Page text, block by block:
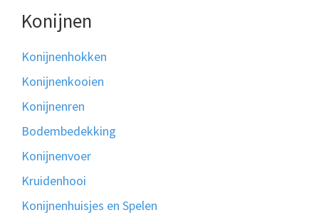
Konijnen
Konijnenhokken
Konijnenkooien
Konijnenren
Bodembedekking
Konijnenvoer
Kruidenhooi
Konijnenhuisjes en Spelen